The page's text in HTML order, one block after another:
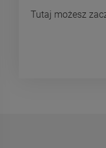
Tutaj możesz